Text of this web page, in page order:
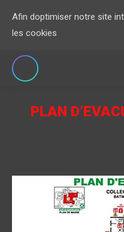
PLAN
Afin doptimiser notre site
les cookies